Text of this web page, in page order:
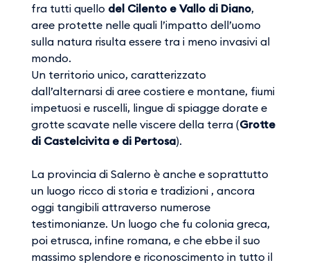
fra tutti quello del Cilento e Vallo di Diano,
aree protette nelle quali l’impatto dell’uomo
sulla natura risulta essere tra i meno invasivi al
mondo.
Un territorio unico, caratterizzato
dall’alternarsi di aree costiere e montane, fiumi
impetuosi e ruscelli, lingue di spiagge dorate e
grotte scavate nelle viscere della terra (Grotte
di Castelcivita e di Pertosa).
La provincia di Salerno è anche e soprattutto
un luogo ricco di storia e tradizioni , ancora
oggi tangibili attraverso numerose
testimonianze. Un luogo che fu colonia greca,
poi etrusca, infine romana, e che ebbe il suo
massimo splendore e riconoscimento in tutto il